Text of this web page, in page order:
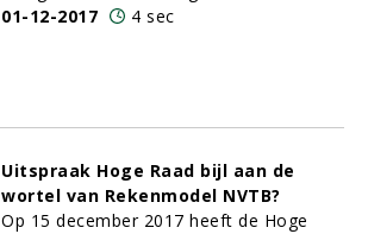
01-12-2017
4 sec
Uitspraak Hoge Raad bijl aan de
wortel van Rekenmodel NVTB?
Op 15 december 2017 heeft de Hoge